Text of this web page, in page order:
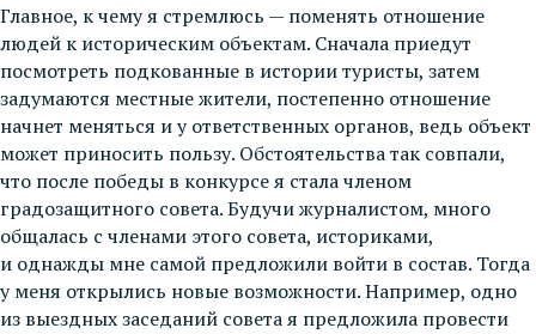
Главное, к чему я стремлюсь — поменять отношение
людей к историческим объектам. Сначала приедут
посмотреть подкованные в истории туристы, затем
задумаются местные жители, постепенно отношение
начнет меняться и у ответственных органов, ведь объект
может приносить пользу. Обстоятельства так совпали,
что после победы в конкурсе я стала членом
градозащитного совета. Будучи журналистом, много
общалась с членами этого совета, историками,
и однажды мне самой предложили войти в состав. Тогда
у меня открылись новые возможности. Например, одно
из выездных заседаний совета я предложила провести